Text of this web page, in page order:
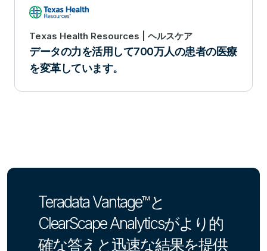
Texas Health Resources | ヘルスケア
データの力を活用して700万人の患者の医療
を変革しています。
Teradata Vantage™と
ClearScape Analyticsがより的
確な答えと迅速な結果を提供